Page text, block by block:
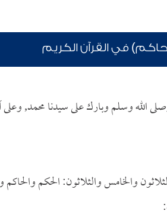
في القرآن الكريم
وصلى الله وسلم وبارك على سيدنا محمد,
والخامس والثلاثون: الحكم والحاكم